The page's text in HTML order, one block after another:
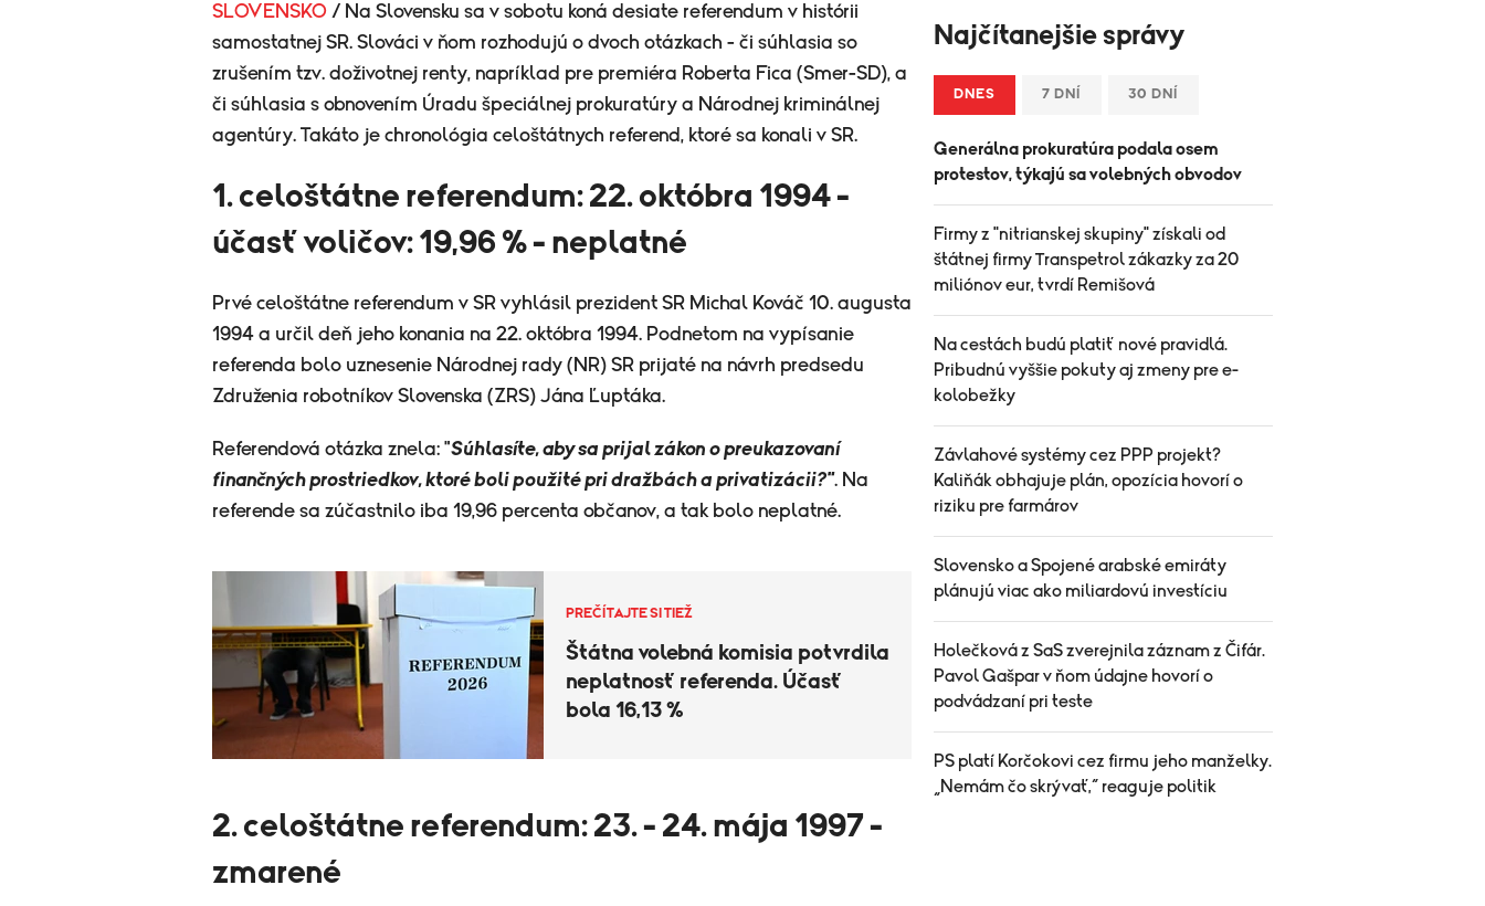
SLOVENSKO / Na Slovensku sa v sobotu koná desiate referendum v histórii
samostatnej SR. Slováci v ňom rozhodujú o dvoch otázkach - či súhlasia so
zrušením tzv. doživotnej renty, napríklad pre premiéra Roberta Fica (Smer-SD), a
či súhlasia s obnovením Úradu špeciálnej prokuratúry a Národnej kriminálnej
agentúry. Takáto je chronológia celoštátnych referend, ktoré sa konali v SR.
1. celoštátne referendum: 22. októbra 1994 -
účasť voličov: 19,96 % - neplatné
Prvé celoštátne referendum v SR vyhlásil prezident SR Michal Kováč 10. augusta
1994 a určil deň jeho konania na 22. októbra 1994. Podnetom na vypísanie
referenda bolo uznesenie Národnej rady (NR) SR prijaté na návrh predsedu
Združenia robotníkov Slovenska (ZRS) Jána Ľuptáka.
Referendová otázka znela: "Súhlasíte, aby sa prijal zákon o preukazovaní
finančných prostriedkov, ktoré boli použité pri dražbách a privatizácii?". Na
referende sa zúčastnilo iba 19,96 percenta občanov, a tak bolo neplatné.
PREČÍTAJTE SI TIEŽ
Štátna volebná komisia potvrdila
neplatnosť referenda. Účasť
bola 16,13 %
2. celoštátne referendum: 23. - 24. mája 1997 -
zmarené
Najčítanejšie správy
DNES 7 DNÍ 30 DNÍ
Generálna prokuratúra podala osem
protestov, týkajú sa volebných obvodov
Firmy z "nitrianskej skupiny" získali od
štátnej firmy Transpetrol zákazky za 20
miliónov eur, tvrdí Remišová
Na cestách budú platiť nové pravidlá.
Pribudnú vyššie pokuty aj zmeny pre e-
kolobežky
Závlahové systémy cez PPP projekt?
Kaliňák obhajuje plán, opozícia hovorí o
riziku pre farmárov
Slovensko a Spojené arabské emiráty
plánujú viac ako miliardovú investíciu
Holečková z SaS zverejnila záznam z Čifár.
Pavol Gašpar v ňom údajne hovorí o
podvádzaní pri teste
PS platí Korčokovi cez firmu jeho manželky.
„Nemám čo skrývať,“ reaguje politik